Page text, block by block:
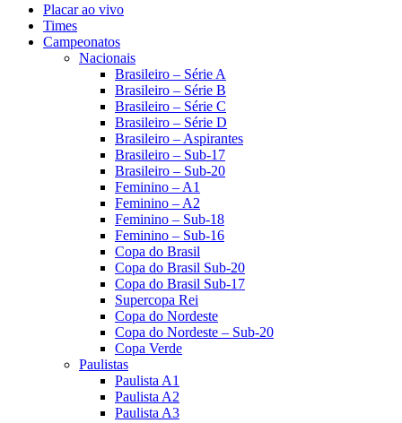
Placar ao vivo
Times
Campeonatos
Nacionais
Brasileiro – Série A
Brasileiro – Série B
Brasileiro – Série C
Brasileiro – Série D
Brasileiro – Aspirantes
Brasileiro – Sub-17
Brasileiro – Sub-20
Feminino – A1
Feminino – A2
Feminino – Sub-18
Feminino – Sub-16
Copa do Brasil
Copa do Brasil Sub-20
Copa do Brasil Sub-17
Supercopa Rei
Copa do Nordeste
Copa do Nordeste – Sub-20
Copa Verde
Paulistas
Paulista A1
Paulista A2
Paulista A3